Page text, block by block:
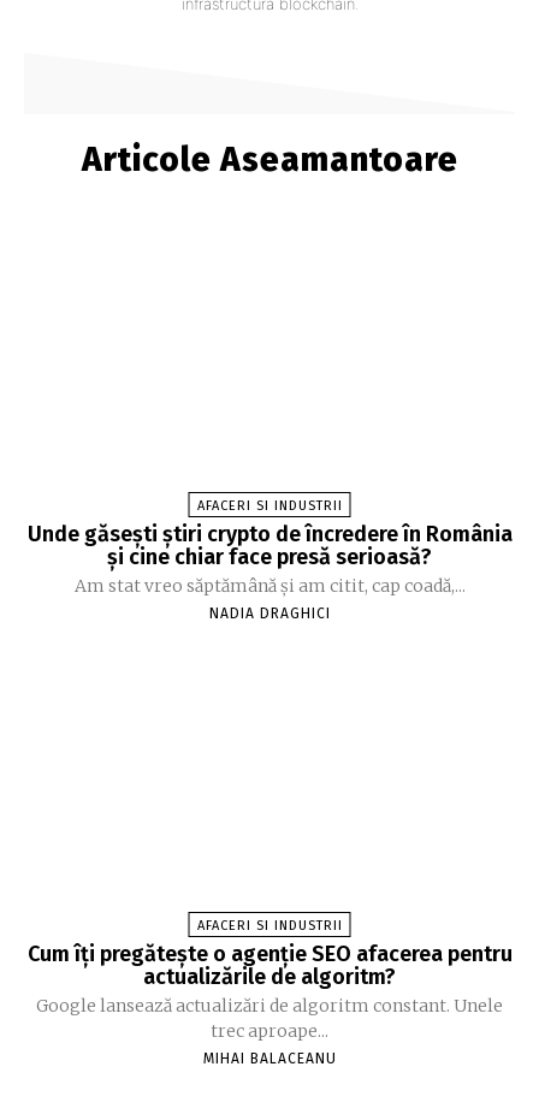
infrastructura blockchain.
Articole Aseamantoare
AFACERI SI INDUSTRII
Unde găsești știri crypto de încredere în România
și cine chiar face presă serioasă?
Am stat vreo săptămână și am citit, cap coadă,...
NADIA DRAGHICI
AFACERI SI INDUSTRII
Cum îți pregătește o agenție SEO afacerea pentru
actualizările de algoritm?
Google lansează actualizări de algoritm constant. Unele
trec aproape...
MIHAI BALACEANU